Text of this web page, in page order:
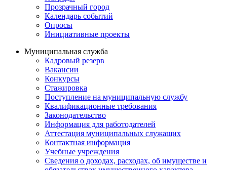
Прозрачный город
Календарь событий
Опросы
Инициативные проекты
Муниципальная служба
Кадровый резерв
Вакансии
Конкурсы
Стажировка
Поступление на муниципальную службу
Квалификационные требования
Законодательство
Информация для работодателей
Аттестация муниципальных служащих
Контактная информация
Учебные учреждения
Сведения о доходах, расходах, об имуществе и